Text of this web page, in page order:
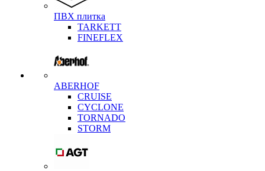
ПВХ плитка
TARKETT
FINEFLEX
ABERHOF
CRUISE
CYCLONE
TORNADO
STORM